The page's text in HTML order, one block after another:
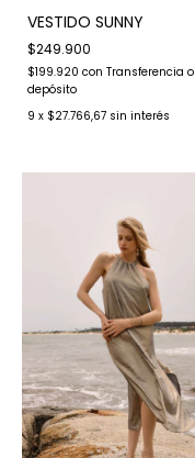
VESTIDO SUNNY
$249.900
$199.920 con Transferencia o
depósito
9 x $27.766,67 sin interés